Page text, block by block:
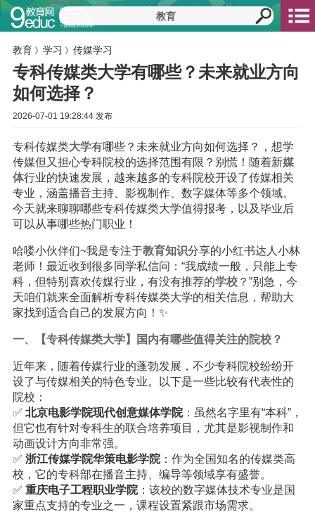
教育 》 学习 》 传媒学习
专科传媒类大学有哪些？未来就业方向
如何选择？
2026-07-01 19:28:44 发布
专科传媒类大学有哪些？未来就业方向如何选择？，想学
传媒但又担心专科院校的选择范围有限？别慌！随着新媒
体行业的快速发展，越来越多的专科院校开设了传媒相关
专业，涵盖播音主持、影视制作、数字媒体等多个领域。
今天就来聊聊哪些专科传媒类大学值得报考，以及毕业后
可以从事哪些热门职业！
哈喽小伙伴们~我是专注于教育知识分享的小红书达人小林
老师！最近收到很多同学私信问：“我成绩一般，只能上专
科，但特别喜欢传媒行业，有没有推荐的学校？”别急，今
天咱们就来全面解析专科传媒类大学的相关信息，帮助大
家找到适合自己的发展方向！✨
一、【专科传媒类大学】国内有哪些值得关注的院校？
近年来，随着传媒行业的蓬勃发展，不少专科院校纷纷开
设了与传媒相关的特色专业。以下是一些比较有代表性的
院校：
✅ 北京电影学院现代创意媒体学院：虽然名字里有“本科”，
但它也有针对专科生的联合培养项目，尤其是影视制作和
动画设计方向非常强。
✅ 浙江传媒学院华策电影学院：作为全国知名的传媒类高
校，它的专科部在播音主持、编导等领域享有盛誉。
✅ 重庆电子工程职业学院：该校的数字媒体技术专业是国
家重点支持的专业之一，课程设置紧跟市场需求。